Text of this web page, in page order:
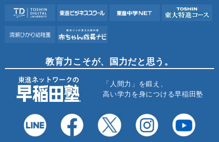
教育力こそが、国力だと思う。
「人間力」を鍛え、
高い学力を身につける早稲田塾